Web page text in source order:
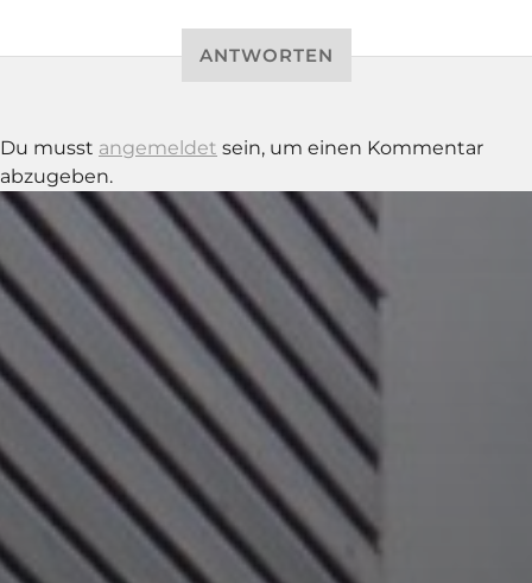
ANTWORTEN
Du musst angemeldet sein, um einen Kommentar
abzugeben.